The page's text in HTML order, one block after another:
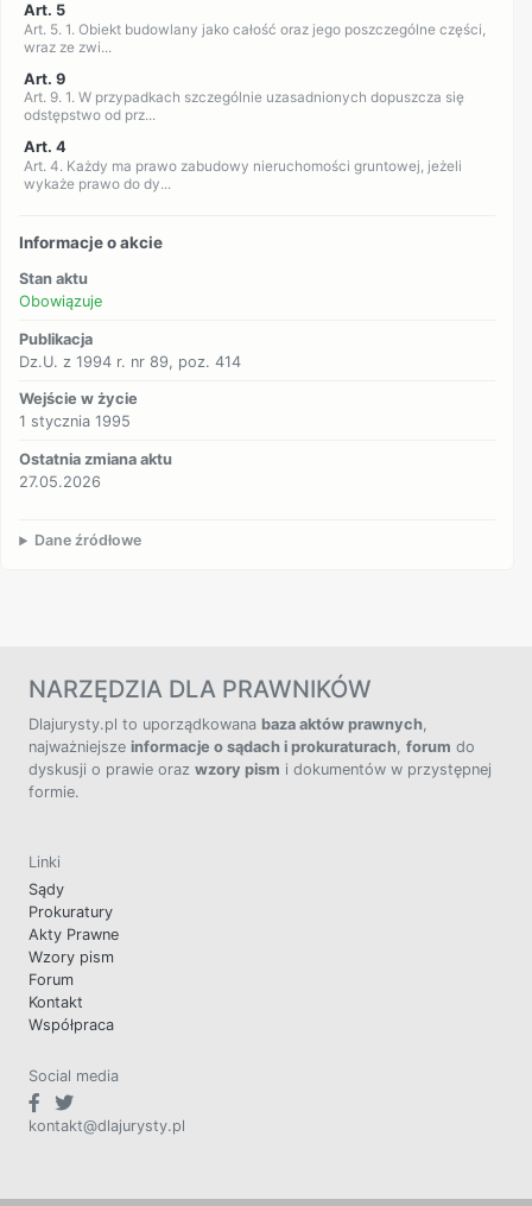
Art. 5
Art. 5. 1. Obiekt budowlany jako całość oraz jego poszczególne części,
wraz ze zwi...
Art. 9
Art. 9. 1. W przypadkach szczególnie uzasadnionych dopuszcza się
odstępstwo od prz...
Art. 4
Art. 4. Każdy ma prawo zabudowy nieruchomości gruntowej, jeżeli
wykaże prawo do dy...
Informacje o akcie
Stan aktu
Obowiązuje
Publikacja
Dz.U. z 1994 r. nr 89, poz. 414
Wejście w życie
1 stycznia 1995
Ostatnia zmiana aktu
27.05.2026
Dane źródłowe
NARZĘDZIA DLA PRAWNIKÓW
Dlajurysty.pl to uporządkowana baza aktów prawnych,
najważniejsze informacje o sądach i prokuraturach, forum do
dyskusji o prawie oraz wzory pism i dokumentów w przystępnej
formie.
Linki
Sądy
Prokuratury
Akty Prawne
Wzory pism
Forum
Kontakt
Współpraca
Social media
kontakt@dlajurysty.pl